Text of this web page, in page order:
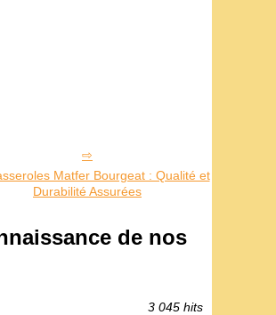
Matfer Bourgeat : Qualité et
Durabilité Assurées
de nos
3 045 hits